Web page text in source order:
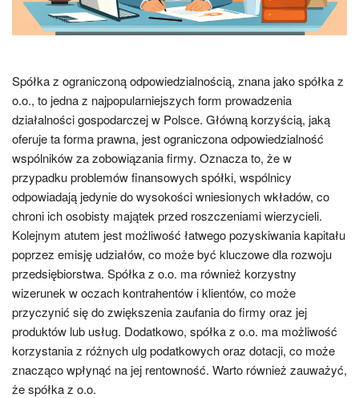
Spółka z ograniczoną odpowiedzialnością, znana jako spółka z
o.o., to jedna z najpopularniejszych form prowadzenia
działalności gospodarczej w Polsce. Główną korzyścią, jaką
oferuje ta forma prawna, jest ograniczona odpowiedzialność
wspólników za zobowiązania firmy. Oznacza to, że w
przypadku problemów finansowych spółki, wspólnicy
odpowiadają jedynie do wysokości wniesionych wkładów, co
chroni ich osobisty majątek przed roszczeniami wierzycieli.
Kolejnym atutem jest możliwość łatwego pozyskiwania kapitału
poprzez emisję udziałów, co może być kluczowe dla rozwoju
przedsiębiorstwa. Spółka z o.o. ma również korzystny
wizerunek w oczach kontrahentów i klientów, co może
przyczynić się do zwiększenia zaufania do firmy oraz jej
produktów lub usług. Dodatkowo, spółka z o.o. ma możliwość
korzystania z różnych ulg podatkowych oraz dotacji, co może
znacząco wpłynąć na jej rentowność. Warto również zauważyć,
że spółka z o.o.